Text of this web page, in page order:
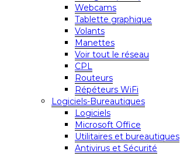
Webcams
Tablette graphique
Volants
Manettes
Voir tout le réseau
CPL
Routeurs
Répéteurs WiFi
Logiciels-Bureautiques
Logiciels
Microsoft Office
Utilitaires et bureautiques
Antivirus et Sécurité